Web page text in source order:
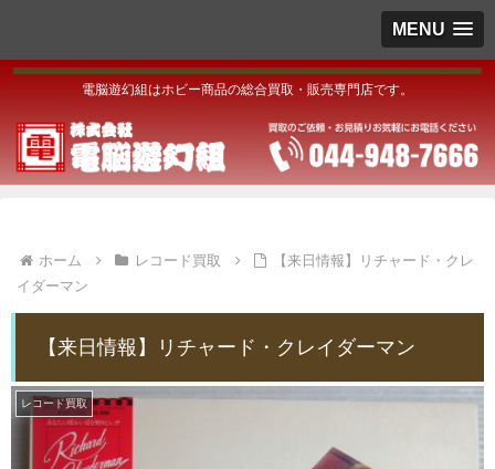
MENU
電脳遊幻組はホビー商品の総合買取・販売専門店です。
ホーム レコード買取
【来日情報】リチャード・クレ
イダーマン
【来日情報】リチャード・クレイダーマン
レコード買取